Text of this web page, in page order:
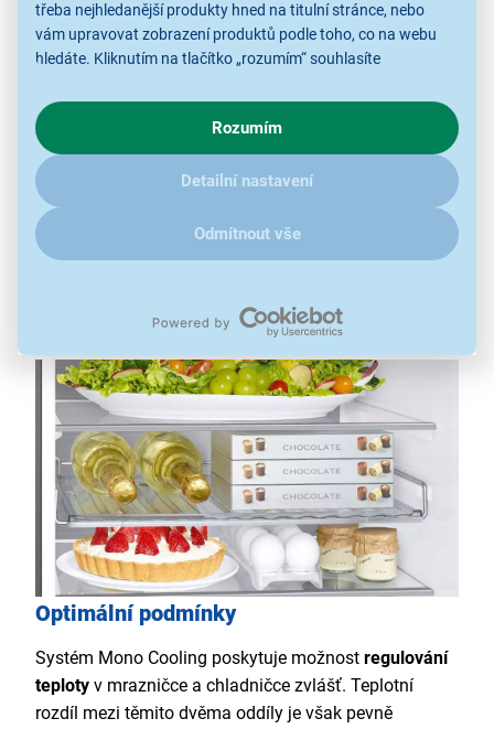
třeba nejhledanější produkty hned na titulní stránce, nebo
vám upravovat zobrazení produktů podle toho, co na webu
hledáte. Kliknutím na tlačítko „rozumím“ souhlasíte
chování na webu pro zobrazení cílených reklam. Pokud vás
zajímají detaily, jak u nás s cookies a dalšími údaji pracujeme,
kliknětesem.
Rozumím
Detailní nastavení
Odmítnout vše
Lednice s velkým vnitřním prostorem
Kombinovaná lednice
Samsung RB34C775CB1/EF
spadající do
částí s objemem
114 l
připojení a aplikaci SmartThings
Energy budete mít chod zařízení perfektně pod
se můžete těšit na efektivnější provoz.
Optimální podmínky
Systém Mono Cooling poskytuje možnost regulování
teploty v mrazničce a chladničce zvlášť. Teplotní
rozdíl mezi těmito dvěma oddíly je však pevně